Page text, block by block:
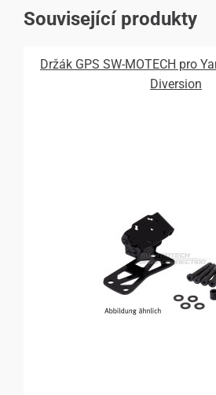
Související produkty
Držák GPS SW-MOTECH pro
Diversion